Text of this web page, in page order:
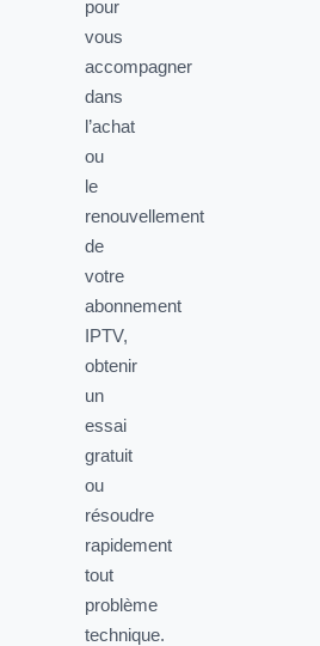
pour
vous
accompagner
dans
l’achat
ou
le
renouvellement
de
votre
abonnement
IPTV,
obtenir
un
essai
gratuit
ou
résoudre
rapidement
tout
problème
technique.